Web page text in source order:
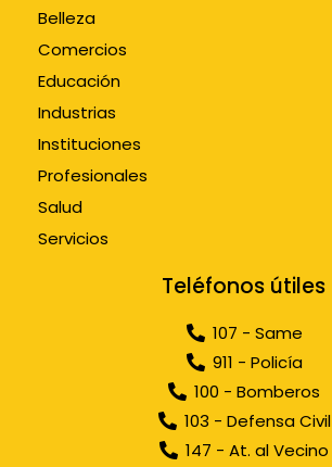
Belleza
Comercios
Educación
Industrias
Instituciones
Profesionales
Salud
Servicios
Teléfonos útiles
107 - Same
911 - Policía
100 - Bomberos
103 - Defensa Civil
147 - At. al Vecino